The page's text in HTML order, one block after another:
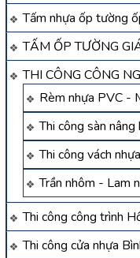
Tấm nhựa ốp tường
TẤM ỐP TƯỜNG
THI CÔNG CÔNG
Rèm nhựa PVC -
Thi công sàn
Thi công vách
Trần nhôm - Lam
Thi công công trình
Thi công cửa nhựa